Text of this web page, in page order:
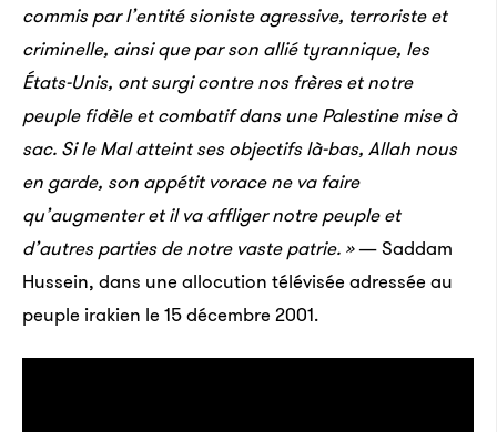
commis par l’entité sioniste agressive, terroriste et
criminelle, ainsi que par son allié tyrannique, les
États-Unis, ont surgi contre nos frères et notre
peuple fidèle et combatif dans une Palestine mise à
sac. Si le Mal atteint ses objectifs là-bas, Allah nous
en garde, son appétit vorace ne va faire
qu’augmenter et il va affliger notre peuple et
d’autres parties de notre vaste patrie. »— Saddam
Hussein, dans une allocution télévisée adressée au
peuple irakien le 15 décembre 2001.